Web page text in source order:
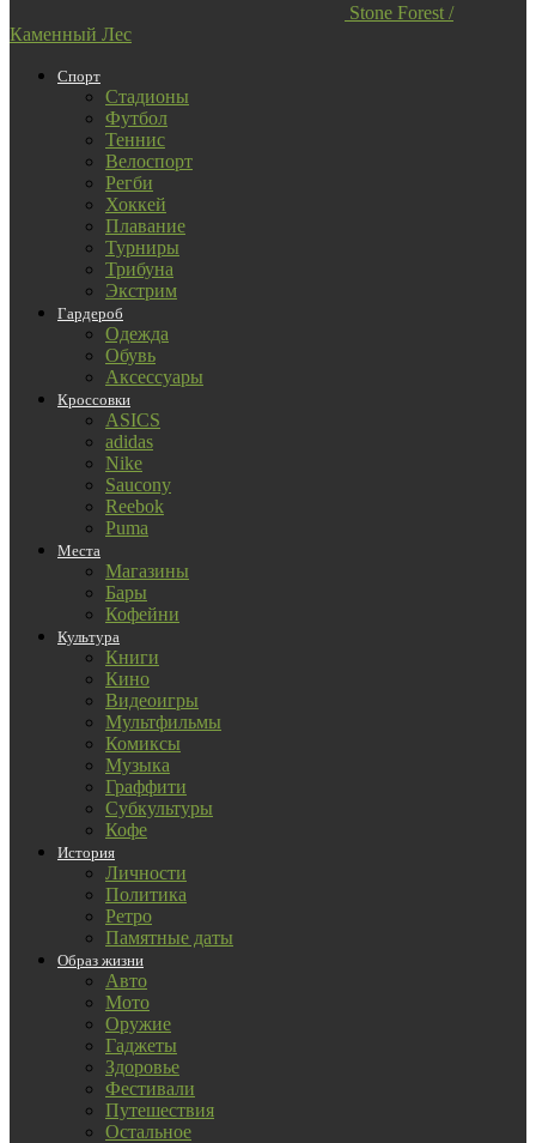
Stone Forest /
Каменный Лес
Спорт
Стадионы
Футбол
Теннис
Велоспорт
Регби
Хоккей
Плавание
Турниры
Трибуна
Экстрим
Гардероб
Одежда
Обувь
Аксессуары
Кроссовки
ASICS
adidas
Nike
Saucony
Reebok
Puma
Места
Магазины
Бары
Кофейни
Культура
Книги
Кино
Видеоигры
Мультфильмы
Комиксы
Музыка
Граффити
Субкультуры
Кофе
История
Личности
Политика
Ретро
Памятные даты
Образ жизни
Авто
Мото
Оружие
Гаджеты
Здоровье
Фестивали
Путешествия
Остальное